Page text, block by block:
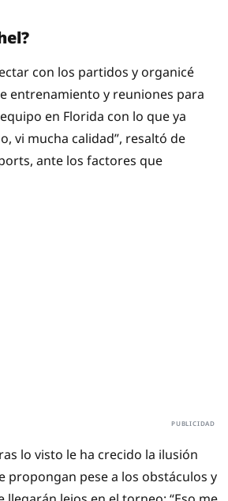
con los partidos y organicé
entrenamiento y reuniones para
en Florida con lo que ya
vi mucha calidad”, resaltó de
ante los factores que
lo visto le ha crecido la ilusión
propongan pese a los obstáculos y